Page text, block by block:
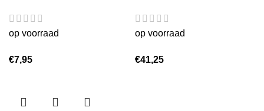
op voorraad
€7,95
op voorraad
€41,25